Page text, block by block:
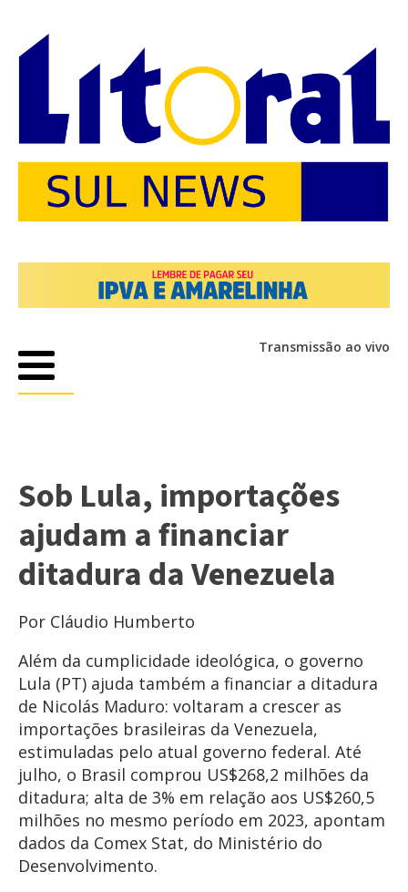
Transmissão ao vivo
Sob Lula, importações
ajudam a financiar
ditadura da Venezuela
Por Cláudio Humberto
Além da cumplicidade ideológica, o governo
Lula (PT) ajuda também a financiar a ditadura
de Nicolás Maduro: voltaram a crescer as
importações brasileiras da Venezuela,
estimuladas pelo atual governo federal. Até
julho, o Brasil comprou US$268,2 milhões da
ditadura; alta de 3% em relação aos US$260,5
milhões no mesmo período em 2023, apontam
dados da Comex Stat, do Ministério do
Desenvolvimento.